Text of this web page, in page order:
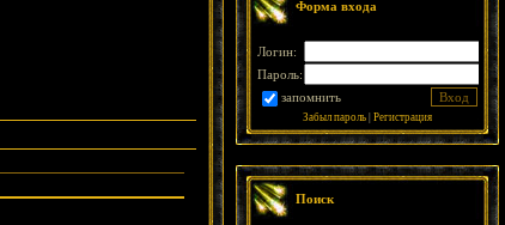
Форма входа
Логин:
Пароль:
запомнить
Забыл пароль Регистрация
Поиск